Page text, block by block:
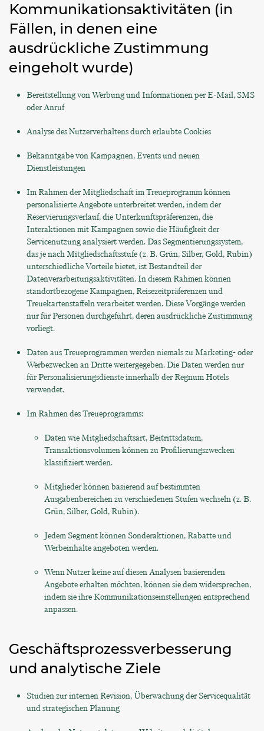
Kommunikationsaktivitäten (in
Fällen, in denen eine
ausdrückliche Zustimmung
eingeholt wurde)
Bereitstellung von Werbung und Informationen per E-Mail, SMS
oder Anruf
Analyse des Nutzerverhaltens durch erlaubte Cookies
Bekanntgabe von Kampagnen, Events und neuen
Dienstleistungen
Im Rahmen der Mitgliedschaft im Treueprogramm können
personalisierte Angebote unterbreitet werden, indem der
Reservierungsverlauf, die Unterkunftspräferenzen, die
Interaktionen mit Kampagnen sowie die Häufigkeit der
Servicenutzung analysiert werden. Das Segmentierungssystem,
das je nach Mitgliedschaftsstufe (z. B. Grün, Silber, Gold, Rubin)
unterschiedliche Vorteile bietet, ist Bestandteil der
Datenverarbeitungsaktivitäten. In diesem Rahmen können
standortbezogene Kampagnen, Reisezeitpräferenzen und
Treuekartenstaffeln verarbeitet werden. Diese Vorgänge werden
nur für Personen durchgeführt, deren ausdrückliche Zustimmung
vorliegt.
Daten aus Treueprogrammen werden niemals zu Marketing- oder
Werbezwecken an Dritte weitergegeben. Die Daten werden nur
für Personalisierungsdienste innerhalb der Regnum Hotels
verwendet.
Im Rahmen des Treueprogramms:
Daten wie Mitgliedschaftsart, Beitrittsdatum,
Transaktionsvolumen können zu Profilierungszwecken
klassifiziert werden.
Mitglieder können basierend auf bestimmten
Ausgabenbereichen zu verschiedenen Stufen wechseln (z. B.
Grün, Silber, Gold, Rubin).
Jedem Segment können Sonderaktionen, Rabatte und
Werbeinhalte angeboten werden.
Wenn Nutzer keine auf diesen Analysen basierenden
Angebote erhalten möchten, können sie dem widersprechen,
indem sie ihre Kommunikationseinstellungen entsprechend
anpassen.
Geschäftsprozessverbesserung
und analytische Ziele
Studien zur internen Revision, Überwachung der Servicequalität
und strategischen Planung